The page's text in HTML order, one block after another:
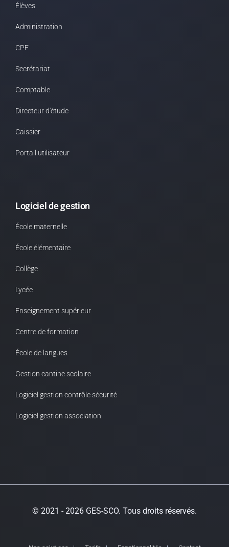
Élèves
Administration
CPE
Secrétariat
Comptable
Directeur d'étude
Caissier
Portail utilisateur
Logiciel de gestion
École maternelle
École élémentaire
Collège
Lycée
Enseignement supérieur
Centre de formation
École de langues
Gestion cantine scolaire
Logiciel gestion contrôle sécurité
Logiciel gestion association
© 2021 - 2026 GES-SCO. Tous droits réservés.